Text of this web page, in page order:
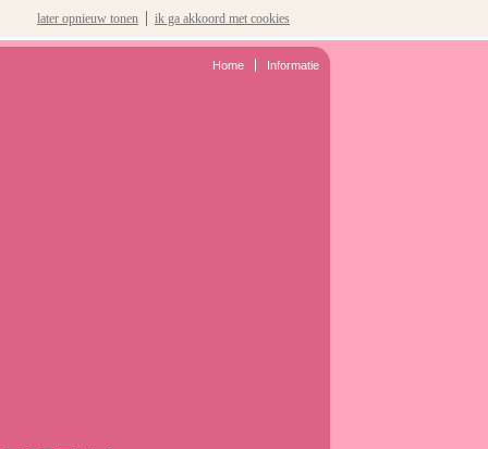
Home Informatie
later opnieuw tonen ik ga akkoord met cookies